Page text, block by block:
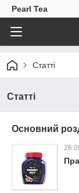
Pearl Tea
Статті
Статті
Основний